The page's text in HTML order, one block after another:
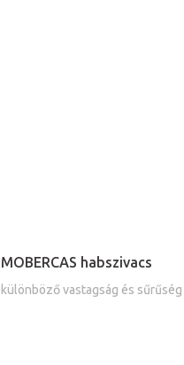
MOBERCAS habszivacs
különböző vastagság és